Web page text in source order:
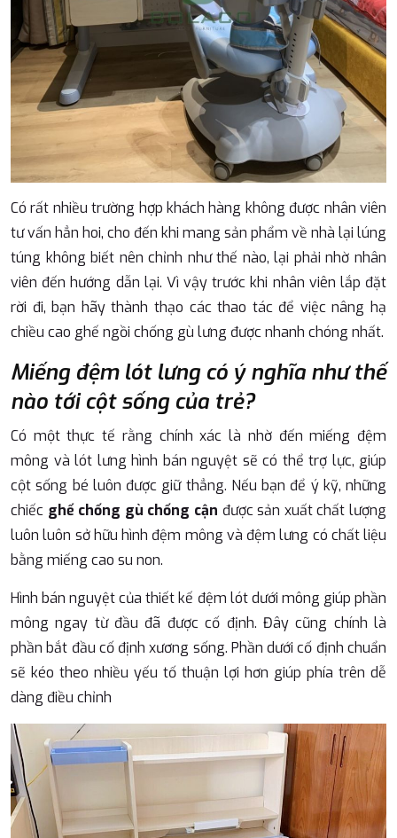
Có rất nhiều trường hợp khách hàng không được nhân viên
tư vấn hẳn hoi, cho đến khi mang sản phẩm về nhà lại lúng
túng không biết nên chỉnh như thế nào, lại phải nhờ nhân
viên đến hướng dẫn lại. Vì vậy trước khi nhân viên lắp đặt
rời đi, bạn hãy thành thạo các thao tác để việc nâng hạ
chiều cao ghế ngồi chống gù lưng được nhanh chóng nhất.
Miếng đệm lót lưng có ý nghĩa như thế
nào tới cột sống của trẻ?
Có một thực tế rằng chính xác là nhờ đến miếng đệm
mông và lót lưng hình bán nguyệt sẽ có thể trợ lực, giúp
cột sống bé luôn được giữ thẳng. Nếu bạn để ý kỹ, những
chiếc ghế chống gù chống cận được sản xuất chất lượng
luôn luôn sở hữu hình đệm mông và đệm lưng có chất liệu
bằng miếng cao su non.
Hình bán nguyệt của thiết kế đệm lót dưới mông giúp phần
mông ngay từ đầu đã được cố định. Đây cũng chính là
phần bắt đầu cố định xương sống. Phần dưới cố định chuẩn
sẽ kéo theo nhiều yếu tố thuận lợi hơn giúp phía trên dễ
dàng điều chỉnh